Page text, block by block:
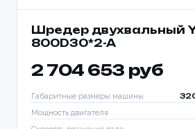
Шредер двухвальный
800D30*2-A
2 704 653 руб
Габаритные размеры машины
Мощность двигателя